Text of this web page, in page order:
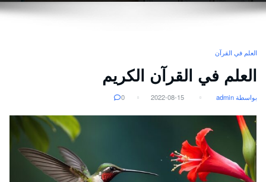
العلم في القرآن
العلم في القرآن الكريم
بواسطة admin 2022-08-15
0